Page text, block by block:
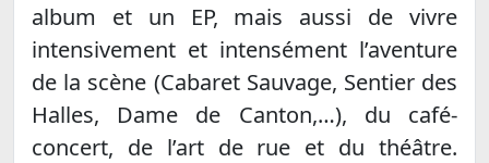
album et un EP, mais aussi de vivre
intensivement et intensément l’aventure
de la scène (Cabaret Sauvage, Sentier des
Halles, Dame de Canton,…), du café-
concert, de l’art de rue et du théâtre.